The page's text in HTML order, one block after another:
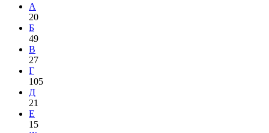
А
20
Б
49
В
27
Г
105
Д
21
Е
15